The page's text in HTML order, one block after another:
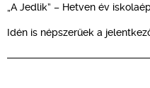
„A Jedlik” – Hetven év
Idén is népszerűek a